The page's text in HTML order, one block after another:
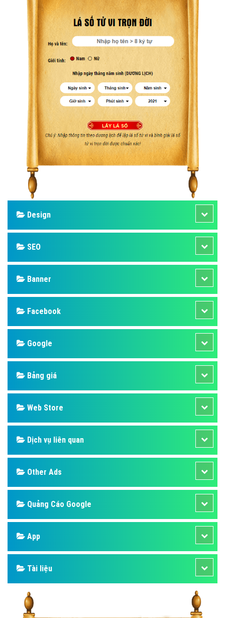
Design
SEO
Banner
Facebook
Google
Bảng giá
Web Store
Dịch vụ liên quan
Other Ads
Quảng Cáo Google
App
Tài liệu